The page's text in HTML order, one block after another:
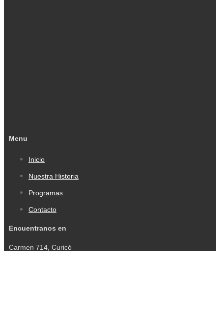
Menu
Inicio
Nuestra Historia
Programas
Contacto
Encuentranos en
Carmen 714, Curicó